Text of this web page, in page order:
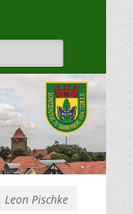
1528
Leon Pischke